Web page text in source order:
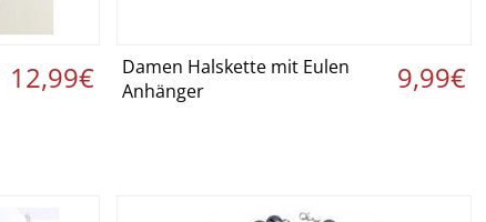
12,99€ Details ansehen ›
Damen Halskette mit Eulen
Anhänger
9,99€